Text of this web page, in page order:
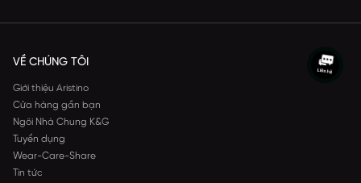
VỀ CHÚNG TÔI
Giới thiệu Aristino
Cửa hàng gần bạn
Ngôi Nhà Chung K&G
Tuyển dụng
Wear-Care-Share
Tin tức